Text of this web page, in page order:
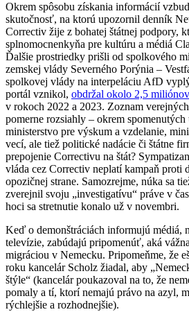
Okrem spôsobu získania informácií
skutočnosť, na ktorú upozornil denník
Correctiv žije z bohatej štátnej podpory,
splnomocnenkyňa pre kultúru a médiá
Ďalšie prostriedky prišli od spolkového
zemskej vlády Severného Porýnia –
spolkovej vlády na interpeláciu AfD
portál vznikol, obdržal okolo 2,5
v rokoch 2022 a 2023. Zoznam
pomerne rozsiahly – okrem
ministerstvo pre výskum a vzdelanie,
vecí, ale tiež politické nadácie či štátne
prepojenie Correctivu na štát?
vláda cez Correctiv neplatí kampaň proti
opozičnej strane. Samozrejme, núka sa
zverejnil svoju „investigatívu“ práve v
hoci sa stretnutie konalo už v novembri.
Keď o demonštráciách informujú médiá,
televízie, zabúdajú pripomenúť, aká
migráciou v Nemecku. Pripomeňme, že
roku kancelár Scholz žiadal, aby
štýle“ (kancelár poukazoval na to, že
pomaly a tí, ktorí nemajú právo na azyl,
rýchlejšie a rozhodnejšie).